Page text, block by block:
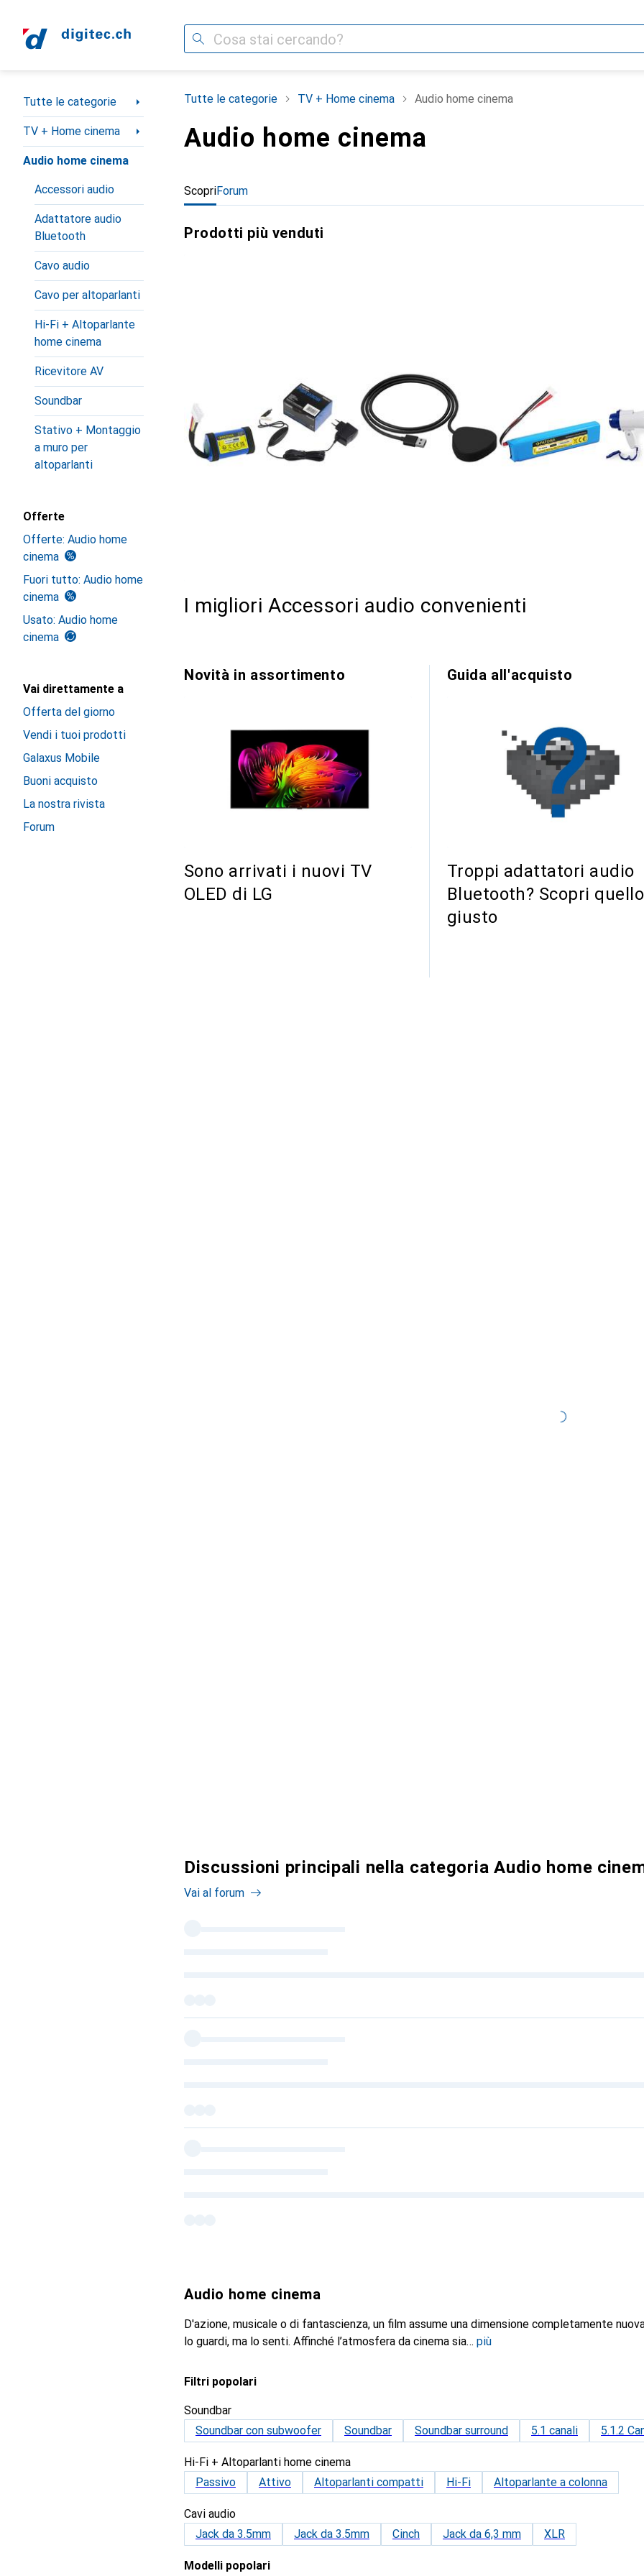
Cerca
Categoria Navigazione
Tutte le categorie
TV + Home cinema
Audio home cinema
Accessori audio
Adattatore audio
Bluetooth
Cavo audio
Cavo per altoparlanti
Hi-Fi + Altoparlante
home cinema
Ricevitore AV
Soundbar
Stativo + Montaggio
a muro per
altoparlanti
Offerte
Offerte: Audio home
cinema
Fuori tutto: Audio home
cinema
Usato: Audio home
cinema
Vai direttamente a
Offerta del giorno
Vendi i tuoi prodotti
Galaxus Mobile
Buoni acquisto
La nostra rivista
Forum
Tutte le categorie TV + Home cinema Audio home cinema
Audio home cinema
ScopriForum
Prodotti più venduti
I migliori Accessori audio convenienti
Novità in assortimento
Sono arrivati i nuovi TV
OLED di LG
Guida all'acquisto
Troppi adattatori audio
Bluetooth? Scopri quello
giusto
Discussioni principali nella categoria Audio home
Vai al forum
Audio home cinema
D'azione, musicale o di fantascienza, un film assume una dimensione completamente
lo guardi, ma lo senti. Affinché l’atmosfera da cinema sia
più
Filtri popolari
Soundbar
Soundbar con subwoofer
Soundbar Soundbar surround 5.1 canali 5.1.2
Hi-Fi + Altoparlanti home cinema
Passivo
Attivo Altoparlanti compatti Hi-Fi Altoparlante a colonna
Cavi audio
Jack da 3.5mm
Jack da 3.5mm Cinch Jack da 6,3 mm XLR
Modelli popolari